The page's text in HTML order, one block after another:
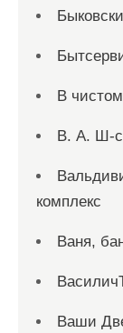
В
В. А. Ш-
комплекс
Ваня,
Ваши